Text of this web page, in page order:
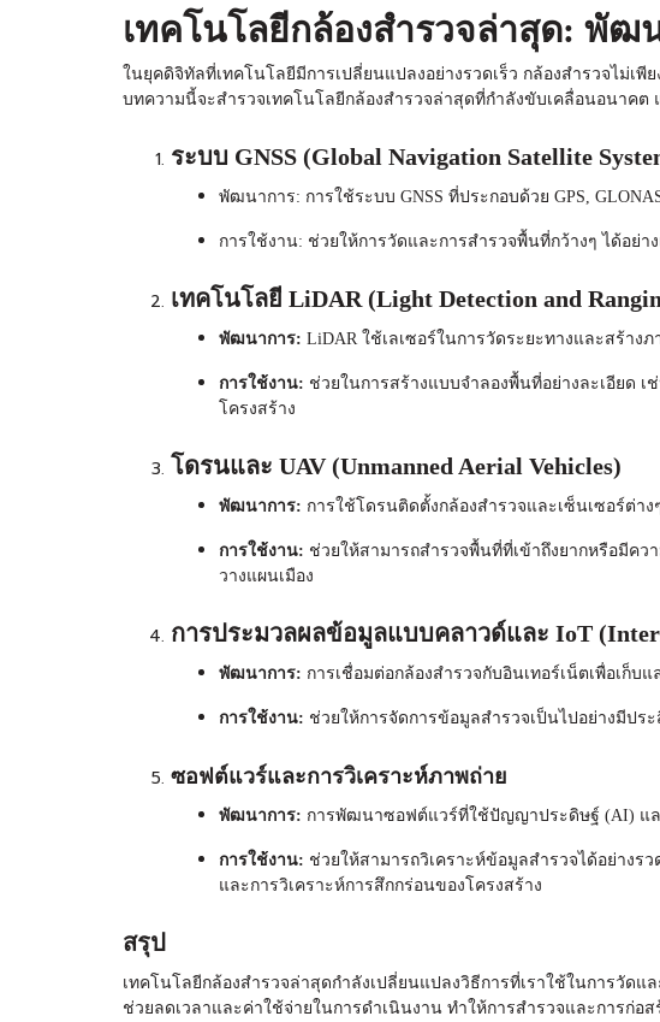
เทคโนโลยีกล้องสำรวจล่าสุด: พั
ในยุคดิจิทัลที่เทคโนโลยีมีการเปลี่ยนแปลงอย่างรวดเร็ว กล้องสำรวจไม่
บทความนี้จะสำรวจเทคโนโลยีกล้องสำรวจล่าสุดที่กำลังขับเคลื่อนอนาคต
ระบบ GNSS (Global Navigation Satellite
พัฒนาการ: การใช้ระบบ GNSS ที่ประกอบด้วย GPS,
การใช้งาน: ช่วยให้การวัดและการสำรวจพื้นที่กว้างๆ ได้อย่
เทคโนโลยี LiDAR (Light Detection and
พัฒนาการ: LiDAR ใช้เลเซอร์ในการวัดระยะทางและสร้าง
การใช้งาน: ช่วยในการสร้างแบบจำลองพื้นที่อย่างละเอียด
โครงสร้าง
โดรนและ UAV (Unmanned Aerial Vehicles)
พัฒนาการ: การใช้โดรนติดตั้งกล้องสำรวจและเซ็นเซอร์ต่าง
การใช้งาน: ช่วยให้สามารถสำรวจพื้นที่ที่เข้าถึงยากหรือมีค
วางแผนเมือง
การประมวลผลข้อมูลแบบคลาวด์และ IoT
พัฒนาการ: การเชื่อมต่อกล้องสำรวจกับอินเทอร์เน็ตเพื่อเก็บ
การใช้งาน: ช่วยให้การจัดการข้อมูลสำรวจเป็นไปอย่างมีป
ซอฟต์แวร์และการวิเคราะห์ภาพถ่าย
พัฒนาการ: การพัฒนาซอฟต์แวร์ที่ใช้ปัญญาประดิษฐ์ (AI) และ
การใช้งาน: ช่วยให้สามารถวิเคราะห์ข้อมูลสำรวจได้อย่างร
และการวิเคราะห์การสึกกร่อนของโครงสร้าง
สรุป
เทคโนโลยีกล้องสำรวจล่าสุดกำลังเปลี่ยนแปลงวิธีการที่เราใช้ในการวัด
ช่วยลดเวลาและค่าใช้จ่ายในการดำเนินงาน ทำให้การสำรวจและการก่อ